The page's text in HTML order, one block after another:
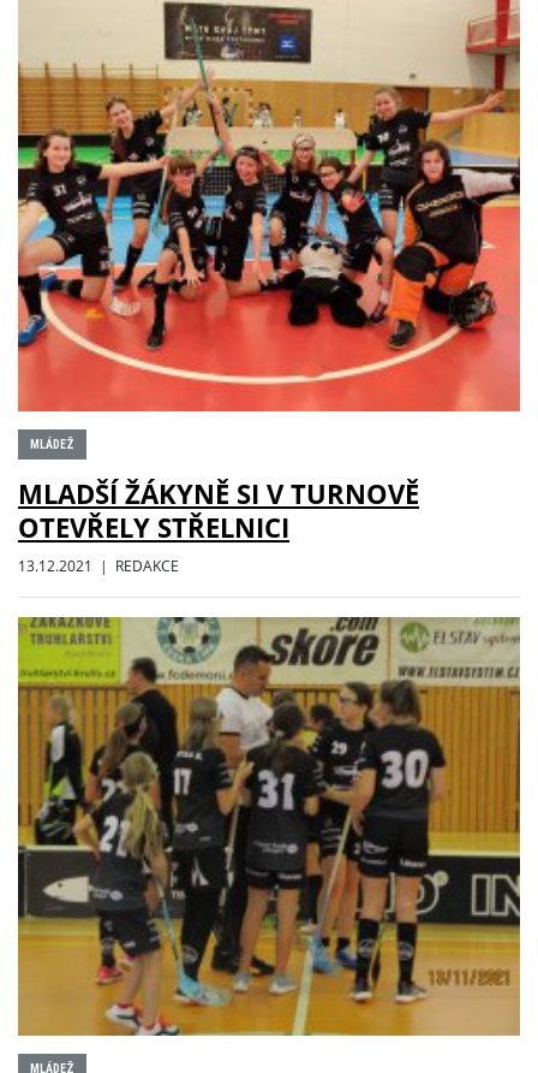
MLÁDEŽ
MLADŠÍ ŽÁKYNĚ SI V TURNOVĚ
OTEVŘELY STŘELNICI
13.12.2021 | REDAKCE
MLÁDEŽ